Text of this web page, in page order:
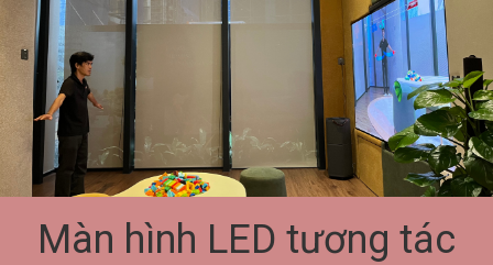
Màn hình LED tương tác